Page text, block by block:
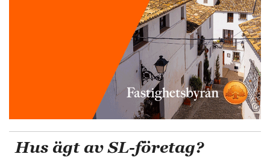
Hus ägt av SL-företag?